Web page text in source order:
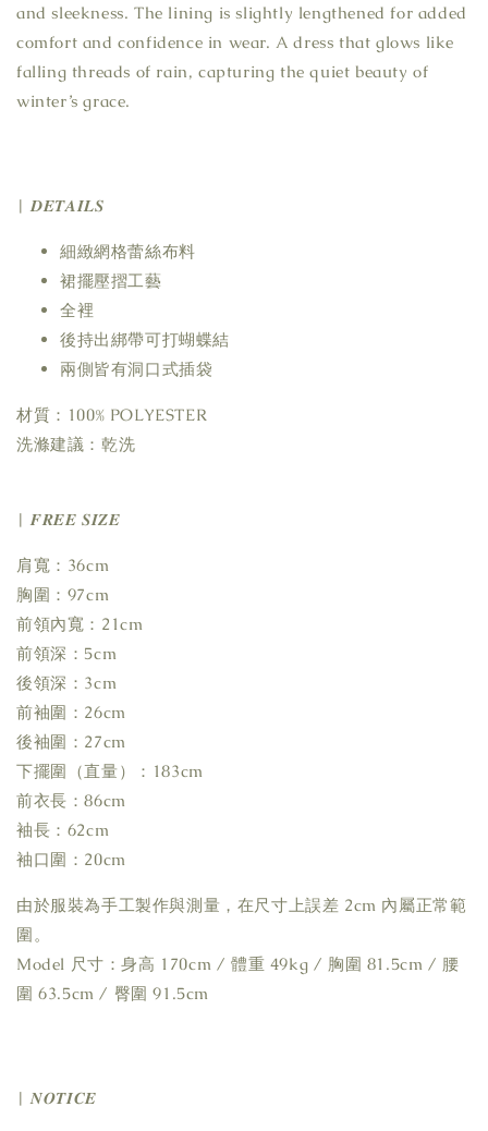
and sleekness. The lining is slightly lengthened for added
comfort and confidence in wear. A dress that glows like
falling threads of rain, capturing the quiet beauty of
winter’s grace.
| 𝑫𝑬𝑻𝑨𝑰𝑳𝑺
細緻網格蕾絲布料
裙擺壓摺工藝
全裡
後持出綁帶可打蝴蝶結
兩側皆有洞口式插袋
材質：100% POLYESTER
洗滌建議：乾洗
| 𝑭𝑹𝑬𝑬 𝑺𝑰𝒁𝑬
肩寬：36cm
胸圍：97cm
前領內寬：21cm
前領深：5cm
後領深：3cm
前袖圍：26cm
後袖圍：27cm
下擺圍（直量）：183cm
前衣長：86cm
袖長：62cm
袖口圍：20cm
由於服裝為手工製作與測量，在尺寸上誤差 2cm 內屬正常範
圍。
Model 尺寸：身高 170cm / 體重 49kg / 胸圍 81.5cm / 腰
圍 63.5cm / 臀圍 91.5cm
| 𝑵𝑶𝑻𝑰𝑪𝑬